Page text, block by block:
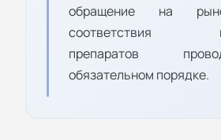
обращение на
соответствия
препаратов
обязательном порядке.